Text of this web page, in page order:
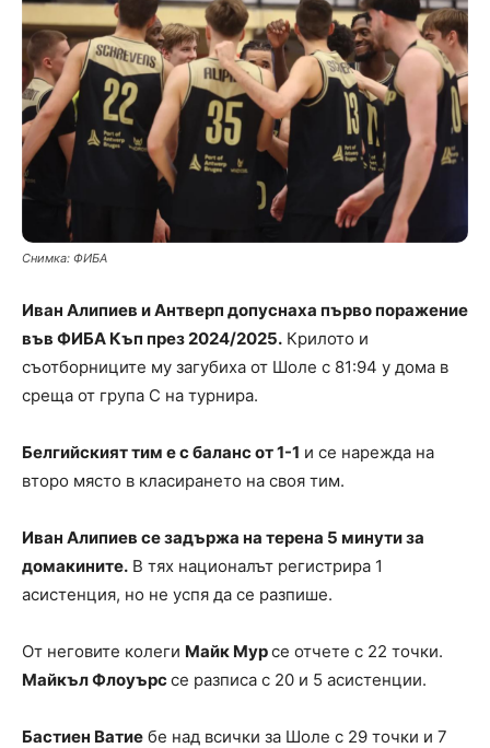
Снимка: ФИБА
Иван Алипиев и Антверп допуснаха първо поражение
във ФИБА Къп през 2024/2025. Крилото и
съотборниците му загубиха от Шоле с 81:94 у дома в
среща от група C на турнира.
Белгийският тим е с баланс от 1-1 и се нарежда на
второ място в класирането на своя тим.
Иван Алипиев се задържа на терена 5 минути за
домакините. В тях националът регистрира 1
асистенция, но не успя да се разпише.
От неговите колеги Майк Мурсе отчете с 22 точки.
Майкъл Флоуърссе разписа с 20 и 5 асистенции.
Бастиен Ватие бе над всички за Шоле с 29 точки и 7